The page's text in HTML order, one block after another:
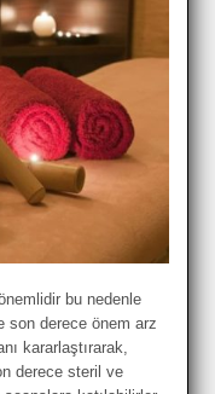
bu nedenle
son derece önem arz
kararlaştırarak,
derece steril ve